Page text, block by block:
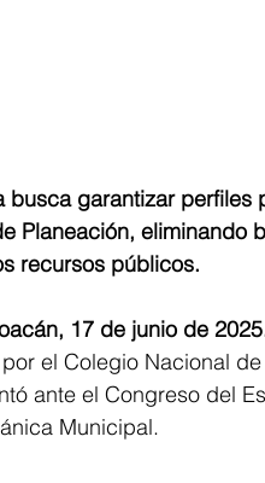
busca garantizar perfiles
Planeación, eliminando
recursos públicos.
17 de junio de
el Colegio Nacional
ante el Congreso del
Municipal.